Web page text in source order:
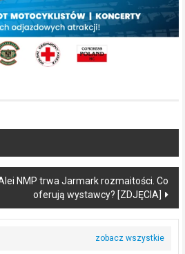
NMP trwa Jarmark rozmaitości. Co
oferują wystawcy? [ZDJĘCIA]